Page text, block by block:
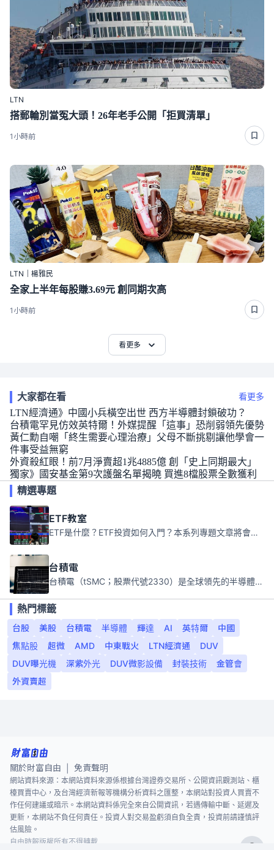
LTN
搭郵輪別當冤大頭！26年老手公開「拒買清單」
1小時前
LTN｜楊雅民
全家上半年每股賺3.69元 創同期次高
1小時前
看更多
大家都在看 看更多
LTN經濟通》中國小兵橫空出世 西方半導體封鎖破功？
台積電罕見仿效英特爾！外媒提醒「這事」恐削弱領先優勢
黃仁勳自嘲「終生需要心理治療」父母不斷挑剔讓他學會一
件事受益無窮
外資殺紅眼！前7月淨賣超1兆4885億 創「史上同期最大」
獨家》國安基金第9次護盤名單揭曉 買進8檔股票全數獲利
精選專題
ETF教室
ETF是什麼？ETF投資如何入門？本系列專題文章將會告訴你新手必須知道的ETF基礎知識。
台積電
台積電（tSMC；股票代號2330）是全球領先的半導體代工公司，成立於1987年，總部位於台灣新竹。且已於美國、日本、德國及中國設廠，台積電是全球首家專業積體電路製造服務公司，也是全球最先進和最大規模的半導體代工廠。
熱門標籤
台股
美股 台積電 半導體 輝達 AI 英特爾
中國
焦點股
超微 AMD 中東戰火 LTN經濟通
DUV
DUV曝光機
深紫外光 DUV微影設備 封裝技術
金管會
外資賣超
關於財富自由 免責聲明
網站資料來源：本網站資料來源係根據台灣證券交易所、公開資訊觀測站、櫃
檯買賣中心，及台灣經濟新報等機構分析資料之匯整，本網站對投資人買賣不
作任何建議或暗示。本網站資料係完全來自公開資訊，若遇傳輸中斷、延遲及
更新，本網站不負任何責任。投資人對交易盈虧須自負全責，投資前請謹慎評
估風險。
自由時報版權所有不得轉載